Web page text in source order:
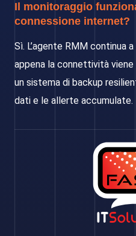
Il monitoraggio
connessione internet?
Sì. L’agente RMM continua
appena la connettività
un sistema di backup
dati e le allerte accumulate.